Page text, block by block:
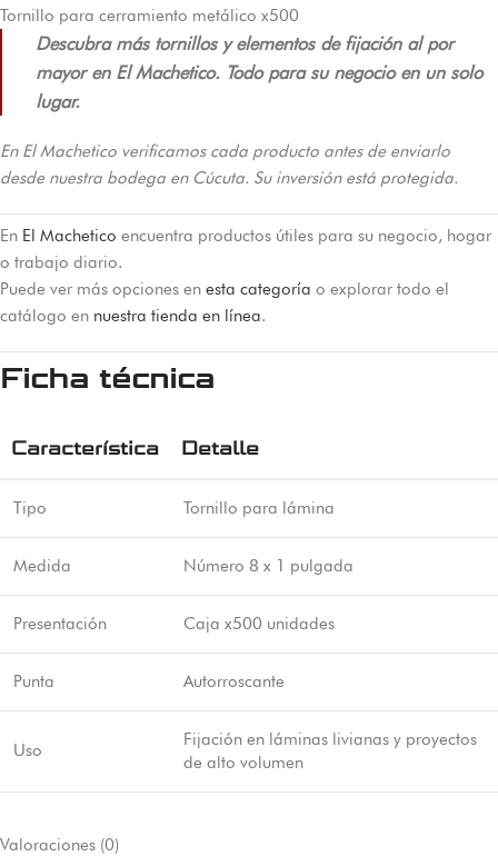
Tornillo para cerramiento metálico x500
Descubra más tornillos y elementos de fijación al por
mayor en El Machetico. Todo para su negocio en un solo
lugar.
En El Machetico verificamos cada producto antes de enviarlo
desde nuestra bodega en Cúcuta. Su inversión está protegida.
En El Machetico encuentra productos útiles para su negocio, hogar
o trabajo diario.
Puede ver más opciones en esta categoría o explorar todo el
catálogo en nuestra tienda en línea.
Ficha técnica
Característica Detalle
Tipo Tornillo para lámina
Medida Número 8 x 1 pulgada
Presentación Caja x500 unidades
Punta Autorroscante
Uso
Fijación en láminas livianas y proyectos
de alto volumen
Valoraciones (0)